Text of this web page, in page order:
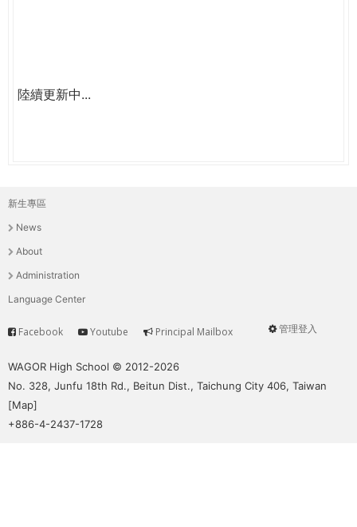
陸續更新中...
主
選
單
新生專區
News
About
Administration
Language Center
User
管理登入
Service
Facebook Youtube Principal Mailbox
WAGOR High School © 2012-2026
No. 328, Junfu 18th Rd., Beitun Dist., Taichung City 406, Taiwan
[Map]
+886-4-2437-1728